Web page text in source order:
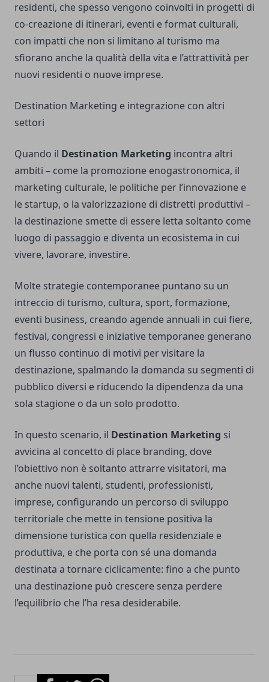
residenti, che spesso vengono coinvolti in progetti di
co-creazione di itinerari, eventi e format culturali,
con impatti che non si limitano al turismo ma
sfiorano anche la qualità della vita e l’attrattività per
nuovi residenti o nuove imprese.
Destination Marketing e integrazione con altri
settori
Quando il Destination Marketing incontra altri
ambiti – come la promozione enogastronomica, il
marketing culturale, le politiche per l’innovazione e
le startup, o la valorizzazione di distretti produttivi –
la destinazione smette di essere letta soltanto come
luogo di passaggio e diventa un ecosistema in cui
vivere, lavorare, investire.
Molte strategie contemporanee puntano su un
intreccio di turismo, cultura, sport, formazione,
eventi business, creando agende annuali in cui fiere,
festival, congressi e iniziative temporanee generano
un flusso continuo di motivi per visitare la
destinazione, spalmando la domanda su segmenti di
pubblico diversi e riducendo la dipendenza da una
sola stagione o da un solo prodotto.
In questo scenario, il Destination Marketing si
avvicina al concetto di place branding, dove
l’obiettivo non è soltanto attrarre visitatori, ma
anche nuovi talenti, studenti, professionisti,
imprese, configurando un percorso di sviluppo
territoriale che mette in tensione positiva la
dimensione turistica con quella residenziale e
produttiva, e che porta con sé una domanda
destinata a tornare ciclicamente: fino a che punto
una destinazione può crescere senza perdere
l’equilibrio che l’ha resa desiderabile.